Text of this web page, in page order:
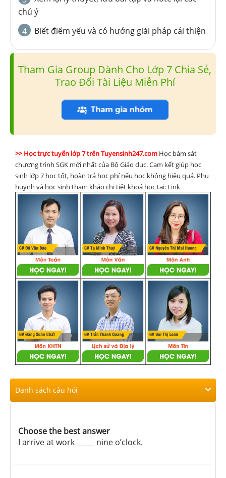
chú ý
4
Biết điểm yếu và có hướng giải pháp cải thiện
Tham Gia Group Dành Cho Lớp 7 Chia Sẻ,
Trao Đổi Tài Liệu Miễn Phí
>> Học trực tuyến lớp 7 trên Tuyensinh247.com Học bám sát
chương trình SGK mới nhất của Bộ Giáo dục. Cam kết giúp học
sinh lớp 7 học tốt, hoàn trả học phí nếu học không hiệu quả. Phụ
huynh và học sinh tham khảo chi tiết khoá học tại: Link
Danh sách câu hỏi
Choose the best answer
I arrive at work _____ nine o’clock.